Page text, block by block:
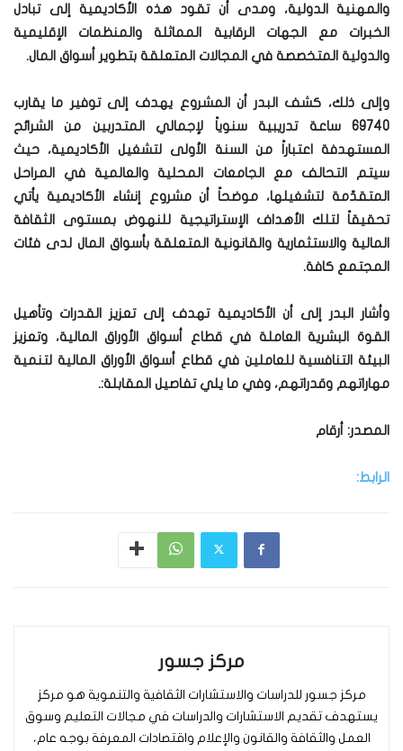
والمهنية الدولية، ومدى أن تقود هذه الأكاديمية إلى تبادل
الخبرات مع الجهات الرقابية المماثلة والمنظمات الإقليمية
والدولية المتخصصة في المجالات المتعلقة بتطوير أسواق المال.
وإلى ذلك، كشف البدر أن المشروع يهدف إلى توفير ما يقارب
69740 ساعة تدريبية سنوياً لإجمالي المتدربين من الشرائح
المستهدفة اعتباراً من السنة الأولى لتشغيل الأكاديمية، حيث
سيتم التحالف مع الجامعات المحلية والعالمية في المراحل
المتقدّمة لتشغيلها، موضحاً أن مشروع إنشاء الأكاديمية يأتي
تحقيقاً لتلك الأهداف الإستراتيجية للنهوض بمستوى الثقافة
المالية والاستثمارية والقانونية المتعلقة بأسواق المال لدى فئات
المجتمع كافة.
وأشار البدر إلى أن الأكاديمية تهدف إلى تعزيز القدرات وتأهيل
القوة البشرية العاملة في قطاع أسواق الأوراق المالية، وتعزيز
البيئة التنافسية للعاملين في قطاع أسواق الأوراق المالية لتنمية
مهاراتهم وقدراتهم، وفي ما يلي تفاصيل المقابلة:.
المصدر: أرقام
الرابط:
مركز جسور
مركز جسور للدراسات والاستشارات الثقافية والتنموية هو مركز
يستهدف تقديم الاستشارات والدراسات في مجالات التعليم وسوق
العمل والثقافة والقانون والإعلام واقتصادات المعرفة بوجه عام،